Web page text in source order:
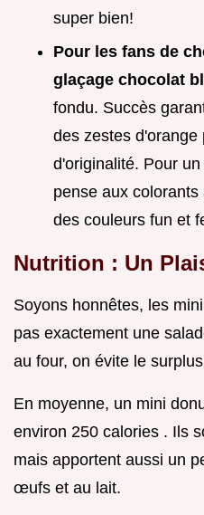
super bien!
Pour les fans de
glaçage chocolat
fondu. Succès
des zestes d'orange
d'originalité. Pour un
pense aux
des couleurs fun et
Nutrition : Un
Soyons honnêtes, les
pas exactement une
au four, on évite le
En moyenne, un mini
environ 250 calories . Ils
mais apportent aussi un
œufs et au lait.